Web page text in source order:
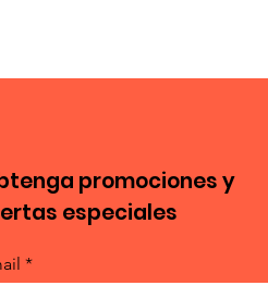
promociones y
especiales
*